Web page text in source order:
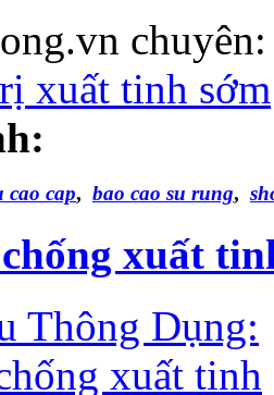
xuất tinh sớm
cao cap, bao cao su rung,
xuất